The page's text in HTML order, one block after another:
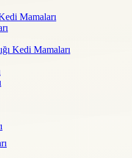
Mamaları
Kedi Mamaları